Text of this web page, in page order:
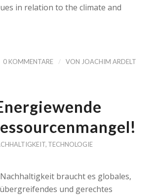
in relation to the climate and
0 KOMMENTARE / VON JOACHIM ARDELT
, TECHNOLOGIE
braucht es globales,
und gerechtes